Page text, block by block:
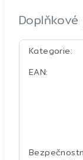
Kategorie:
EAN: